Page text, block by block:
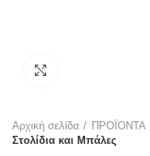
Αρχική σελίδα ΠΡΟΪΟΝΤΑ
Στολίδια και Μπάλες